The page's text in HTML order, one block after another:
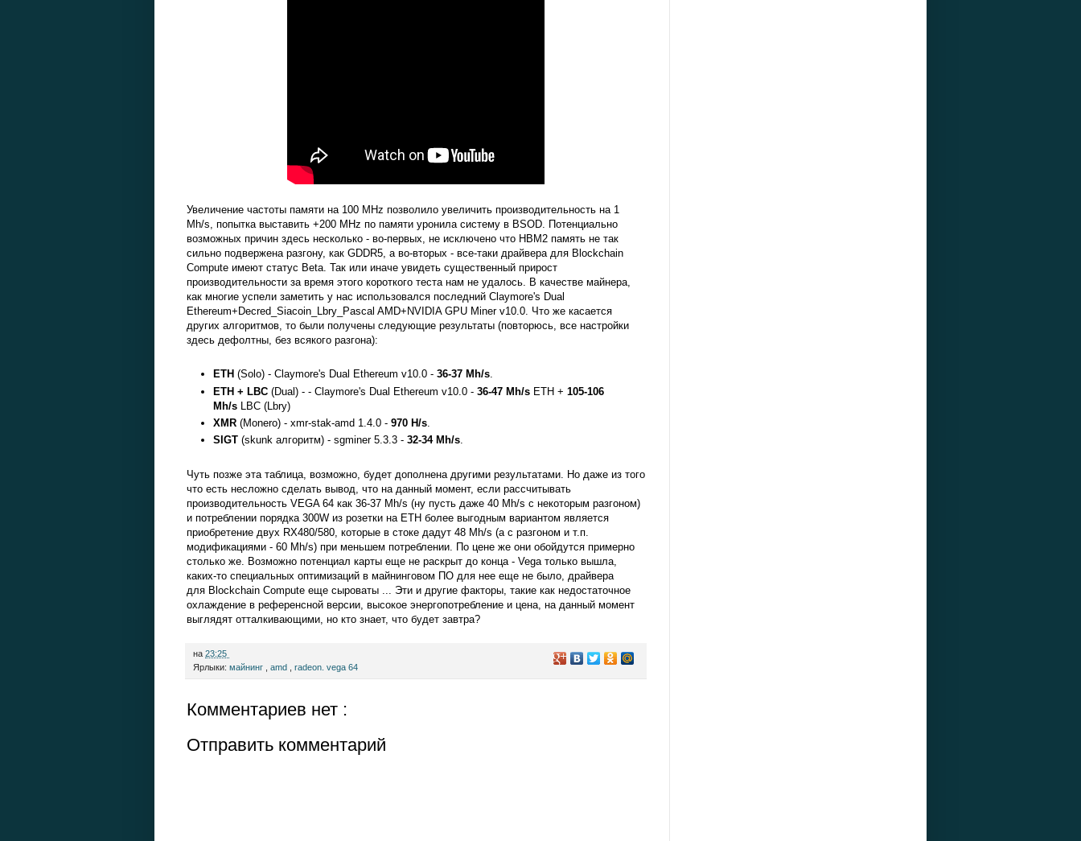
Увеличение частоты памяти на 100 MHz позволило увеличить производительность на 1
Mh/s, попытка выставить +200 MHz по памяти уронила систему в BSOD. Потенциально
возможных причин здесь несколько - во-первых, не исключено что HBM2 память не так
сильно подвержена разгону, как GDDR5, а во-вторых - все-таки драйвера для Blockchain
Compute имеют статус Beta. Так или иначе увидеть существенный прирост
производительности за время этого короткого теста нам не удалось. В качестве майнера,
как многие успели заметить у нас использовался последний Claymore's Dual
Ethereum+Decred_Siacoin_Lbry_Pascal AMD+NVIDIA GPU Miner v10.0. Что же касается
других алгоритмов, то были получены следующие результаты (повторюсь, все настройки
здесь дефолтны, без всякого разгона):
ETH (Solo) - Claymore's Dual Ethereum v10.0 - 36-37 Mh/s.
ETH + LBC (Dual) - - Claymore's Dual Ethereum v10.0 - 36-47 Mh/s ETH + 105-106
Mh/s
LBC (Lbry)
XMR (Monero) - xmr-stak-amd 1.4.0 - 970 H/s.
SIGT (skunk алгоритм) - sgminer 5.3.3 - 32-34 Mh/s.
Чуть позже эта таблица, возможно, будет дополнена другими результатами. Но даже из того
что есть несложно сделать вывод, что на данный момент, если рассчитывать
производительность VEGA 64 как 36-37 Mh/s (ну пусть даже 40 Mh/s с некоторым разгоном)
и потреблении порядка 300W из розетки на ETH более выгодным вариантом является
приобретение двух RX480/580, которые в стоке дадут 48 Mh/s (а с разгоном и т.п.
модификациями - 60 Mh/s) при меньшем потреблении. По цене же они обойдутся примерно
столько же. Возможно потенциал карты еще не раскрыт до конца - Vega только вышла,
каких-то специальных оптимизаций в майнинговом ПО для нее еще не было, драйвера
для Blockchain Compute еще сыроваты ... Эти и другие факторы, такие как недостаточное
охлаждение в референсной версии, высокое энергопотребление и цена, на данный момент
выглядят отталкивающими, но кто знает, что будет завтра?
на 23:25
Ярлыки: майнинг amd radeon. vega 64
Комментариев нет :
Отправить комментарий